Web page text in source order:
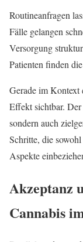
Routineanfragen
Fälle gelangen
Versorgung
Patienten finden
Gerade im Kontext
Effekt sichtbar.
sondern auch
Schritte, die
Aspekte
Akzeptanz
Cannabis